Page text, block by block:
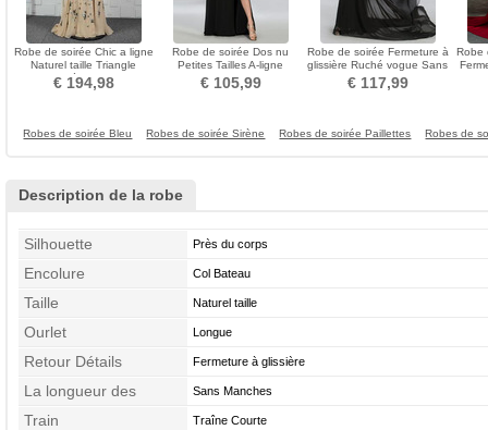
Robe de soirée Chic a ligne
Naturel taille Triangle
Inversé Paillettes
€ 194,98
Robe de soirée Dos nu
Petites Tailles A-ligne
Longueur Cheville
€ 105,99
Robe de soirée Fermeture à
glissière Ruché vogue Sans
Manches
€ 117,99
Robe
Robes de soirée Bleu Robes de soirée Sirène Robes de soirée Paillettes Robes de
Description de la robe
Silhouette Près du corps
Encolure Col Bateau
Taille Naturel taille
Ourlet Longue
Retour Détails Fermeture à glissière
La longueur des
manches
Sans Manches
Train Traîne Courte